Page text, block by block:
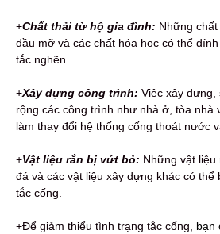
+Chất thải từ hộ gia đình: Những chất
dầu mỡ và các chất hóa học có thể
tắc nghẽn.
+Xây dựng công trình: Việc xây
rộng các công trình như nhà ở, tòa nhà
làm thay đổi hệ thống cống thoát nước
+Vật liệu rắn bị vứt bỏ: Những vật liệu
đá và các vật liệu xây dựng khác có thể
tắc cống.
+Để giảm thiểu tình trạng tắc cống, bạn